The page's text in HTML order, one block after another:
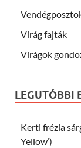
Virág fajták
Virágok
LEGUTÓBBI
Kerti frézia
Yellow’)